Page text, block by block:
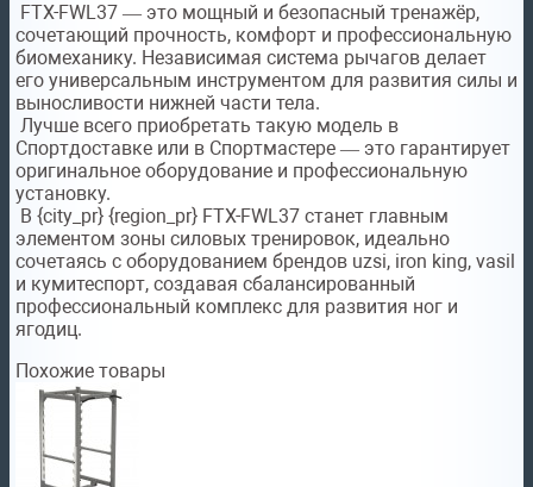
FTX-FWL37 — это мощный и безопасный тренажёр,
сочетающий прочность, комфорт и профессиональную
биомеханику. Независимая система рычагов делает
его универсальным инструментом для развития силы и
выносливости нижней части тела.
Лучше всего приобретать такую модель в
Спортдоставке или в Спортмастере — это гарантирует
оригинальное оборудование и профессиональную
установку.
В {city_pr} {region_pr} FTX-FWL37 станет главным
элементом зоны силовых тренировок, идеально
сочетаясь с оборудованием брендов uzsi, iron king, vasil
и кумитеспорт, создавая сбалансированный
профессиональный комплекс для развития ног и
ягодиц.
Похожие товары